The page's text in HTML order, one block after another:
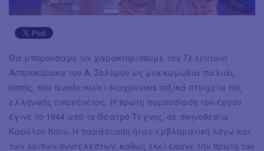
Θα μπορούσαμε να χαρακτηρίσουμε τον Τελευταίο
Ασπροκόρακα του Α. Σολομού ως μια κωμωδία παλιάς
κοπής, που αναδεικνύει διαχρονικά τοξικά στοιχεία της
ελληνικής οικογένειας. Η πρώτη παρουσίαση του έργου
έγινε το 1944 από το Θέατρο Τέχνης, σε σκηνοθεσία
Καρόλου Κουν. Η παράσταση ήταν εμβληματική λόγω και
των λοιπών συντελεστών, καθώς εκεί έκανε την πρώτη του